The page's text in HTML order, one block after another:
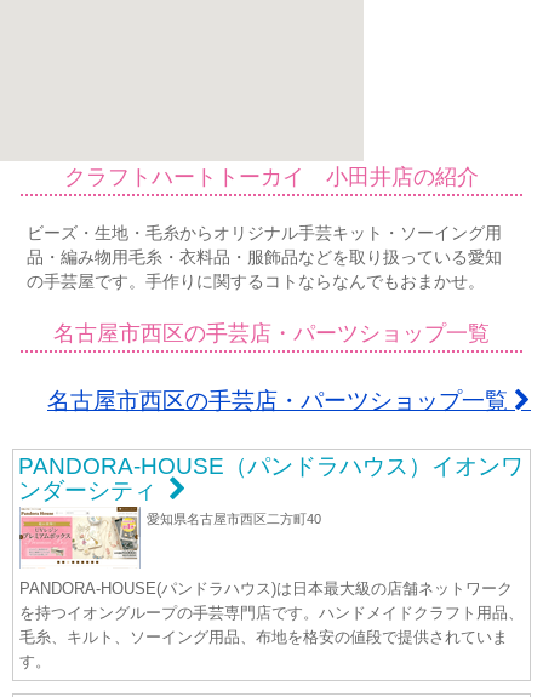
クラフトハートトーカイ 小田井店の紹介
ビーズ・生地・毛糸からオリジナル手芸キット・ソーイング用
品・編み物用毛糸・衣料品・服飾品などを取り扱っている愛知
の手芸屋です。手作りに関するコトならなんでもおまかせ。
名古屋市西区の手芸店・パーツショップ一覧
名古屋市西区の手芸店・パーツショップ一覧
PANDORA-HOUSE（パンドラハウス）イオンワ
ンダーシティ
愛知県名古屋市西区二方町40
PANDORA-HOUSE(パンドラハウス)は日本最大級の店舗ネットワーク
を持つイオングループの手芸専門店です。ハンドメイドクラフト用品、
毛糸、キルト、ソーイング用品、布地を格安の値段で提供されていま
す。